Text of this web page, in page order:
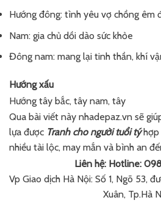
Hướng đông: tình yêu vợ chồng êm
Nam: gia chủ dồi dào sức khỏe
Đông nam: mang lại tinh thần, khí
Hướng xấu
Hướng tây bắc, tây nam, tây
Qua bài viết này nhadepaz.vn sẽ
lựa được Tranh cho người tuổi tý
nhiều tài lộc, may mắn và bình an
Liên hệ: Hotline:
Vp Giao dịch Hà Nội: Số 1, Ngõ 53,
Xuân, Tp.Hà